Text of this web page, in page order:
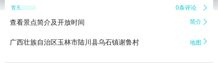
暂无点评 0条评论 
查看景点简介及开放时间 简介 
广西壮族自治区玉林市陆川县乌石镇谢鲁村 地图 